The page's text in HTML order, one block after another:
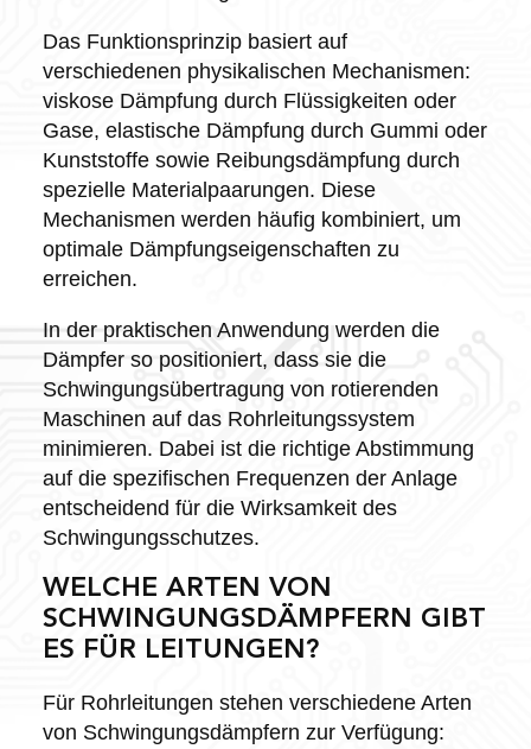
Das Funktionsprinzip basiert auf
verschiedenen physikalischen Mechanismen:
viskose Dämpfung durch Flüssigkeiten oder
Gase, elastische Dämpfung durch Gummi oder
Kunststoffe sowie Reibungsdämpfung durch
spezielle Materialpaarungen. Diese
Mechanismen werden häufig kombiniert, um
optimale Dämpfungseigenschaften zu
erreichen.
In der praktischen Anwendung werden die
Dämpfer so positioniert, dass sie die
Schwingungsübertragung von rotierenden
Maschinen auf das Rohrleitungssystem
minimieren. Dabei ist die richtige Abstimmung
auf die spezifischen Frequenzen der Anlage
entscheidend für die Wirksamkeit des
Schwingungsschutzes.
WELCHE ARTEN VON
SCHWINGUNGSDÄMPFERN GIBT
ES FÜR LEITUNGEN?
Für Rohrleitungen stehen verschiedene Arten
von Schwingungsdämpfern zur Verfügung: